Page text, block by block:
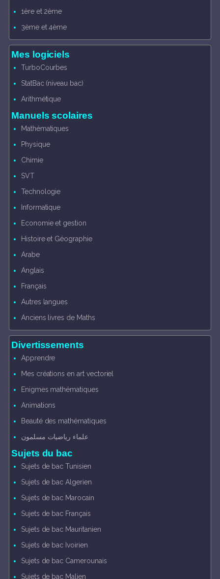
1ère et 2ème
3ème et 4ème
Mes logiciels
TurboCourbes
StatBac (niveau bac)
Arithmétique
Manuels scolaires
Mathématiques
Physique
Chimie
SVT
Technologie
Informatique
Economie et gestion
Histoire et Géographie
Arabe
Anglais
Français
Autres langues
Anciens livres de Maths
Divertissements
Apprendre
Mes créations en art vectoriel
Enigmes mathématiques
Animations
Beauté des mathématiques
علماء رياضيات مسلمون
Sujets du bac
Sujets de bac Tunisien
Sujets de bac Algerien
Sujets de bac Marocain
Sujets de bac Français
Sujets de bac Mauritanien
Sujets de bac Ivoirien
Sujets de bac Camerounais
Sujets de bac Malien